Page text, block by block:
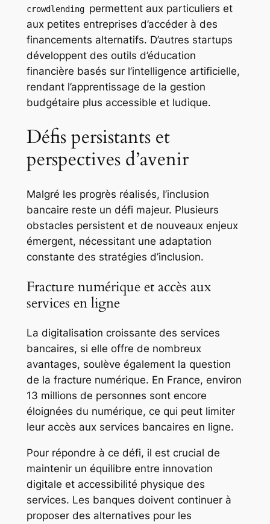
crowdlending permettent aux particuliers et
aux petites entreprises d’accéder à des
financements alternatifs. D’autres startups
développent des outils d’éducation
financière basés sur l’intelligence artificielle,
rendant l’apprentissage de la gestion
budgétaire plus accessible et ludique.
Défis persistants et
perspectives d’avenir
Malgré les progrès réalisés, l’inclusion
bancaire reste un défi majeur. Plusieurs
obstacles persistent et de nouveaux enjeux
émergent, nécessitant une adaptation
constante des stratégies d’inclusion.
Fracture numérique et accès aux
services en ligne
La digitalisation croissante des services
bancaires, si elle offre de nombreux
avantages, soulève également la question
de la fracture numérique. En France, environ
13 millions de personnes sont encore
éloignées du numérique, ce qui peut limiter
leur accès aux services bancaires en ligne.
Pour répondre à ce défi, il est crucial de
maintenir un équilibre entre innovation
digitale et accessibilité physique des
services. Les banques doivent continuer à
proposer des alternatives pour les